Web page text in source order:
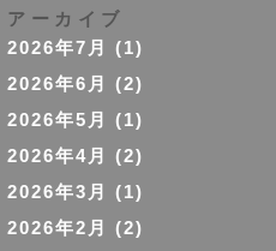
アーカイブ
2026年7月
(1)
2026年6月
(2)
2026年5月
(1)
2026年4月
(2)
2026年3月
(1)
2026年2月
(2)